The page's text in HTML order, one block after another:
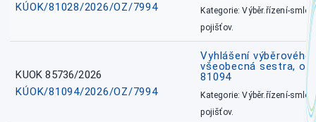
KÚOK/81028/2026/OZ/7994
Kategorie: Výběr.řízení-
pojišťov.
KUOK 85736/2026
KÚOK/81094/2026/OZ/7994
Vyhlášení
všeobecná sestra,
81094
Kategorie: Výběr.řízení-
pojišťov.